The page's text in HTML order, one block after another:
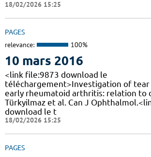
18/02/2026 15:25
PAGES
relevance: 100%
10 mars 2016
<link file:9873 download le
téléchargement>Investigation of tear
early rheumatoid arthritis: relation to
Türkyilmaz et al. Can J
download le t
18/02/2026 15:25
PAGES